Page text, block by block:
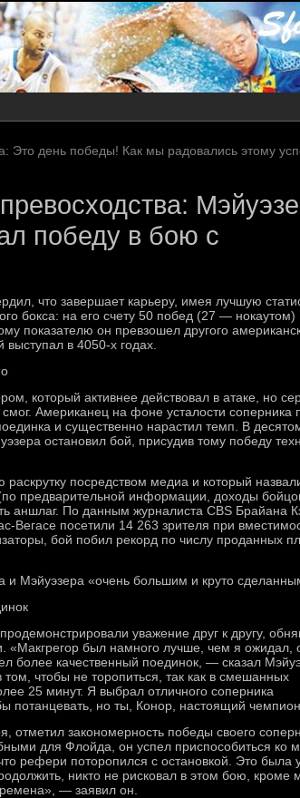
Это день победы! Как мы радовались этому
победу в бою с
что завершает карьеру, имея лучшую
бокса: на его счету 50 побед (27 — нокаутом)
показателю он превзошел другого
в 4050-х годах.
который активнее действовал в атаке, но
Американец на фоне усталости соперника
и существенно нарастил темп. В
остановил бой, присудив тому победу
посредством медиа и который
предварительной информации, доходы
аншлаг. По данным журналиста CBS Брайана
Вегасе посетили 14 263 зрителя при
бой побил рекорд по числу проданных
и Мэйуэзера «очень большим и круто
уважение друг к другу,
«Макгрегор был намного лучше, чем я ожидал,
более качественный поединок, — сказал
чтобы не торопиться, так как в смешанных
25 минут. Я выбрал отличного соперника
потанцевать, но ты, Конор, настоящий
отметил закономерность победы своего
для Флойда, он успел приспособиться ко
рефери поторопился с остановкой. Это была
никто не рисковал в этом бою, кроме
— заявил он.